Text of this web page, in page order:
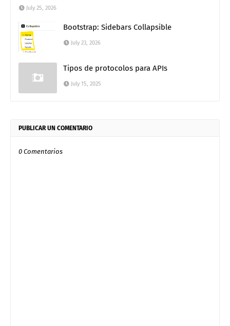
July 25, 2026
Bootstrap: Sidebars Collapsible
July 23, 2026
Tipos de protocolos para APIs
July 15, 2025
PUBLICAR UN COMENTARIO
0 Comentarios